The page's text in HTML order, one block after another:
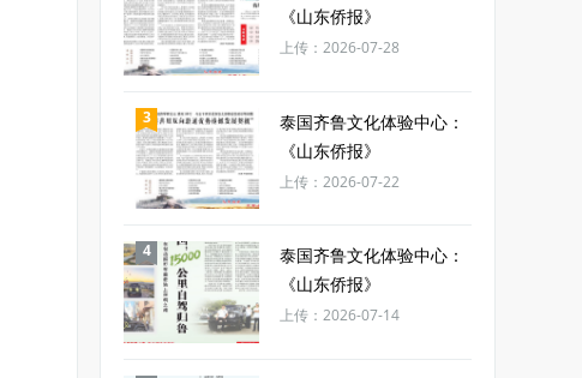
《山东侨报》
上传：2026-07-28
3
泰国齐鲁文化体验中心：
《山东侨报》
上传：2026-07-22
4
泰国齐鲁文化体验中心：
《山东侨报》
上传：2026-07-14